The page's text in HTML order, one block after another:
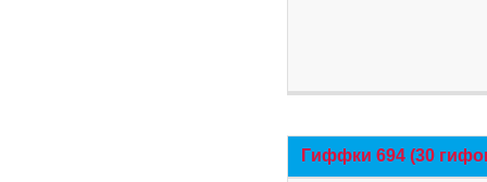
Гиффки 694 (30